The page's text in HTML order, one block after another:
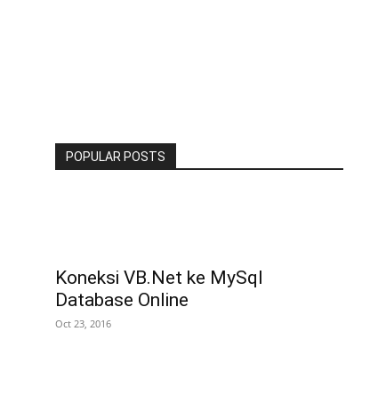
POPULAR POSTS
Koneksi VB.Net ke MySql
Database Online
Oct 23, 2016